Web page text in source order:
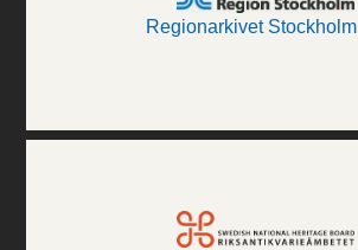
Regionarkivet Stockholm